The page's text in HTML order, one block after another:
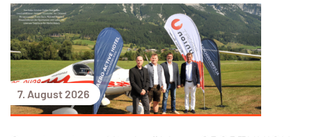
7. August 2026